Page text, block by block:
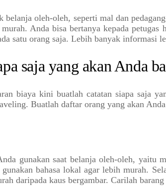
belanja oleh-oleh, seperti mal dan
Anda bisa bertanya kepada
satu orang saja. Lebih banyak informasi
saja yang akan Anda
biaya kini buatlah catatan siapa saja
Buatlah daftar orang yang akan
gunakan saat belanja oleh-oleh, yaitu
bahasa lokal agar lebih murah.
daripada kaus bergambar. Carilah